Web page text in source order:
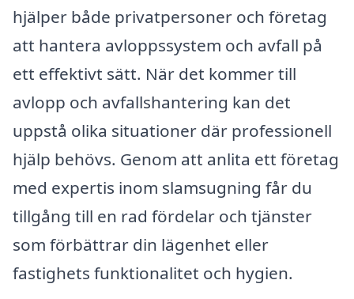
hjälper både privatpersoner och företag
att hantera avloppssystem och avfall på
ett effektivt sätt. När det kommer till
avlopp och avfallshantering kan det
uppstå olika situationer där professionell
hjälp behövs. Genom att anlita ett företag
med expertis inom slamsugning får du
tillgång till en rad fördelar och tjänster
som förbättrar din lägenhet eller
fastighets funktionalitet och hygien.